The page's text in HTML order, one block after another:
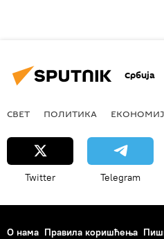
Србија
СВЕТ ПОЛИТИКА
Twitter Telegram
О нама Правила коришћења